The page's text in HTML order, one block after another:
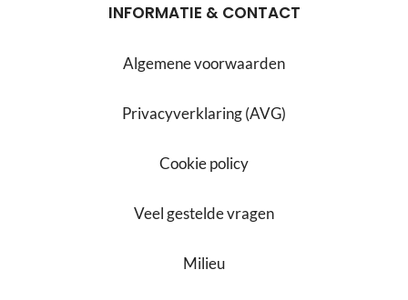
INFORMATIE & CONTACT
Algemene voorwaarden
Privacyverklaring (AVG)
Cookie policy
Veel gestelde vragen
Milieu